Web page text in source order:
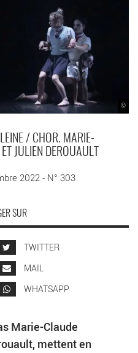
©
/ CHOR. MARIE-
JULIEN DEROUAULT
2022 - N° 303
SUR
TWITTER
MAIL
WHATSAPP
Marie-Claude
mettent en